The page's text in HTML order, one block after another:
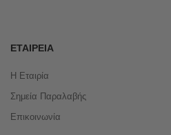
ΕΤΑΙΡΕΊΑ
Η Εταιρία
Σημεία Παραλαβής
Επικοινωνία